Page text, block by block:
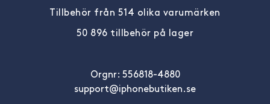
Tillbehör från 514 olika varumärken
50 896 tillbehör på lager
Orgnr: 556818-4880
support@iphonebutiken.se